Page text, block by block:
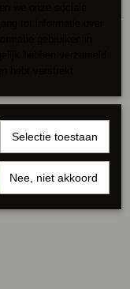
Selectie toestaan
Nee, niet akkoord